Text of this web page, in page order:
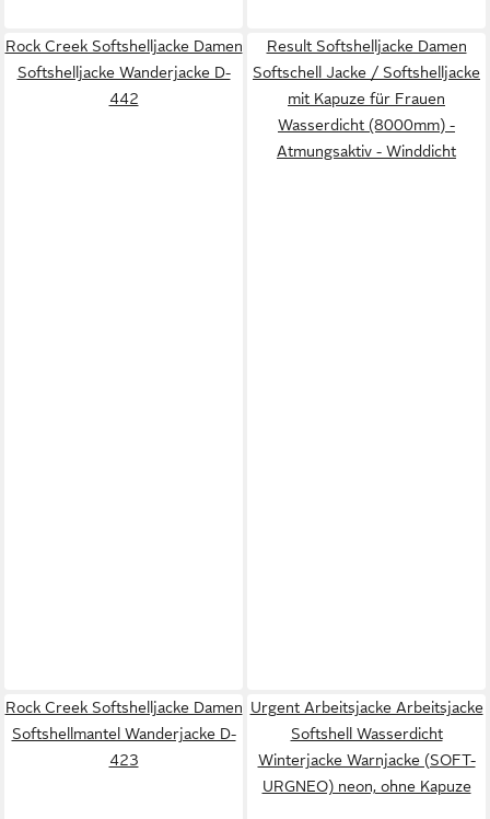
Rock Creek Softshelljacke Damen
Softshelljacke Wanderjacke D-
442
Result Softshelljacke Damen
Softschell Jacke / Softshelljacke
mit Kapuze für Frauen
Wasserdicht (8000mm) -
Atmungsaktiv - Winddicht
Rock Creek Softshelljacke Damen
Softshellmantel Wanderjacke D-
423
Urgent Arbeitsjacke Arbeitsjacke
Softshell Wasserdicht
Winterjacke Warnjacke (SOFT-
URGNEO) neon, ohne Kapuze